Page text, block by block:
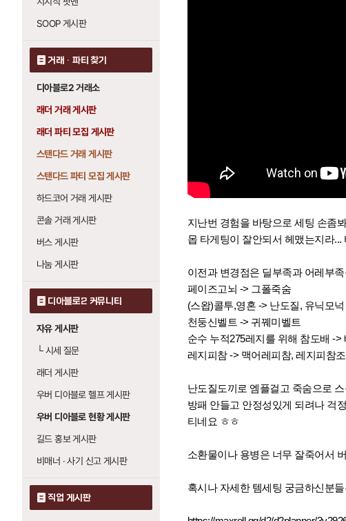
SOOP 게시판
거래 · 파티 찾기
디아블로2 거래소
래더 거래 게시판
래더 파티 모집 게시판
스탠다드 거래 게시판
스탠다드 파티 모집 게시판
하드코어 거래 게시판
콘솔 거래 게시판
버스 게시판
나눔 게시판
디아블로2 커뮤니티
자유 게시판
└시세 질문
래더 게시판
우버 디아블로 헬프 게시판
우버 디아블로 현황 게시판
길드 홍보 게시판
비매너 · 사기 신고 게시판
직업 게시판
지난번 경험을 바탕으로 세팅 손좀
몹 타게팅이 잘안되서 헤맸는지라
이전과 변경점은 딜부족과 어레부
페이즈고뇌 -> 그폴죽숨
(스왑)콜투,영혼 -> 난도질, 유닉모넉
천둥신벨트 -> 귀꿰미벨트
순수 누적275레지를 위해 참도배 ->
레지피참 -> 맥어레피참, 레지피참
난도질도끼로 엠플걸고 죽숨으로
방패 안들고 안정성있게 되려나 걱
티네요 ㅎㅎ
소환물이나 용병은 너무 잘죽어서
혹시나 자세한 템세팅 궁금하신분